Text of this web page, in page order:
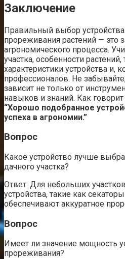
Заключение
Правильный выбор
прореживания растений — это
агрономического процесса.
участка, особенности растений,
характеристики устройства и,
профессионалов. Не
зависит не только от
навыков и знаний. Как
“Хорошо подобранное
успеха в агрономии.”
Вопрос
Какое устройство лучше
дачного участка?
Ответ: Для небольших
устройства, такие как
обеспечивают аккуратное
Вопрос
Имеет ли значение мощность
прореживания?